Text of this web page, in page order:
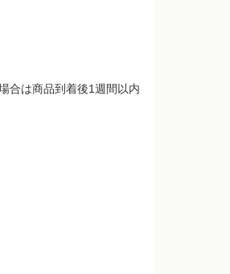
合は商品到着後1週間以内